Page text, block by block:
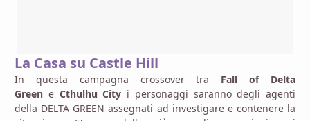
La Casa su Castle Hill
In questa campagna crossover tra Fall of Delta
Green e Cthulhu City i personaggi saranno degli agenti
della DELTA GREEN assegnati ad investigare e contenere la